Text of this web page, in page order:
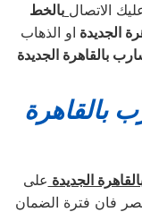
الاتصال بالخط
الجديدة او الذهاب
بالقاهرة الجديدة
بالقاهرة
الجديدة على
فان فترة الضمان